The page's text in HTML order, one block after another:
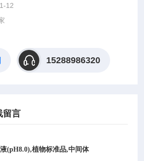
12
15288986320
留言
(pH8.0),植物标准品,中间体